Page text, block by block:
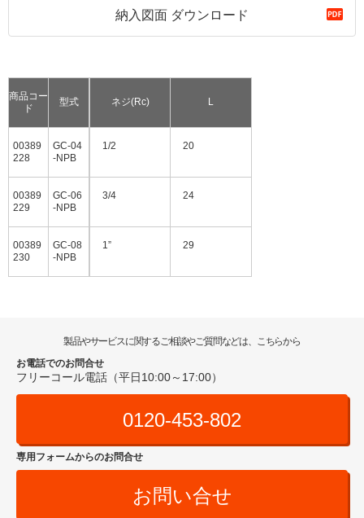
納入図面 ダウンロード
商品コー
ド
型式
00389
228
GC-04
‐NPB
00389
229
GC-06
‐NPB
00389
230
GC-08
‐NPB
ネジ(Rc) L
1/2 20
3/4 24
1” 29
製品やサービスに関するご相談やご質問などは、こちらから
お電話でのお問合せ
フリーコール電話（平日10:00～17:00）
0120-453-802
専用フォームからのお問合せ
お問い合せ